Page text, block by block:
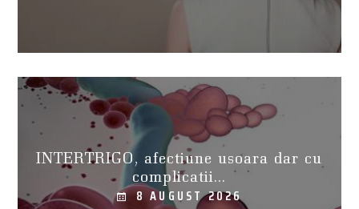
INTERTRIGO, afectiune usoara dar cu
complicatii...
8 AUGUST 2026